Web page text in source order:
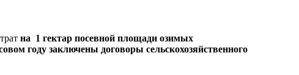
на 1 гектар посевной площади озимых
году заключены договоры сельскохозяйственного